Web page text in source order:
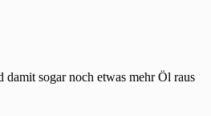
damit sogar noch etwas mehr Öl raus